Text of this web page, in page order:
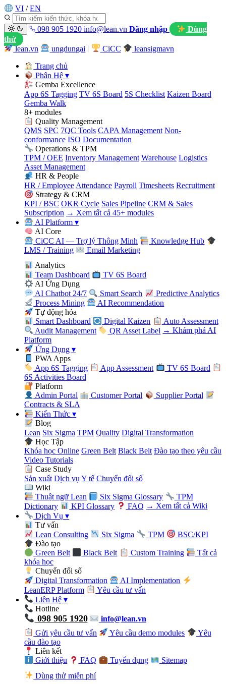
VI / EN
098 905 1920 info@lean.vn Đăng nhập
Dùng
thử
lean.vn
ungdungai CiCC leansigmavn
Trang chủ
Phân Hệ▾
Gemba Excellence
App 6S Tagging TV 6S Board 5S Checklist Kaizen Board
Gemba Walk
8+ modules
Quality Management
QMS SPC 7QC Tools CAPA Management Non-
conformance ISO Documentation
Operations & TPM
TPM / OEE Inventory Management Warehouse Logistics
Asset Management
HR & People
HR / Employee Attendance Payroll Timesheets Recruitment
Strategy & CRM
KPI / BSC OKR Cycle Sales Pipeline CRM & Sales
Subscription → Xem tất cả 45+ modules
AI Platform▾
AI Core
CiCC AI — Trợ lý Thông Minh
Knowledge Hub
LMS / Training
Email Marketing
Analytics
Team Dashboard
TV 6S Board
AI Ứng Dụng
AI Chatbot 24/7
Smart Search
Predictive Analytics
Process Mining
AI Recommendation
Tự động hóa
Smart Dashboard
Digital Kaizen
Auto Assessment
Audit Management
QR Asset Label → Khám phá AI
Platform
Ứng Dụng▾
PWA Apps
App 6S Tagging
App Assessment
TV 6S Board
6S Activities Board
Platform
Admin Portal
Customer Portal
Supplier Portal
Contracts & SLA
Kiến Thức▾
Blog
Lean Six Sigma TPM Quality Digital Transformation
Học Tập
Khóa học Online Green Belt Black Belt Đào tạo theo yêu cầu
Video Tutorials
Case Study
Sản xuất Dịch vụ Y tế Chuyển đổi số
Wiki
Thuật ngữ Lean
Six Sigma Glossary
TPM
Dictionary
KPI Glossary FAQ → Xem tất cả Wiki
Dịch Vụ▾
Tư vấn
Lean Consulting
Six Sigma TPM
BSC/KPI
Đào tạo
Green Belt
Black Belt Custom Training
Tất cả
khóa học
Chuyển đổi số
Digital Transformation
AI Implementation
LeanERP Platform
Yêu cầu tư vấn
Liên Hệ▾
Hotline
098 905 1920
info@lean.vn
Gửi yêu cầu tư vấn
Yêu cầu demo modules
Yêu
cầu đào tạo
Liên kết
Giới thiệu
FAQ Tuyển dụng
Sitemap
Dùng thử miễn phí